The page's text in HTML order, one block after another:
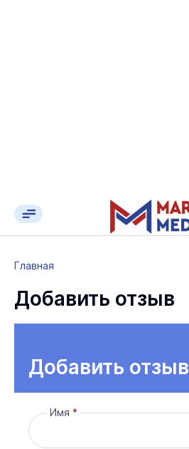
Главная
Добавить отзыв
Добавить отзыв
Имя